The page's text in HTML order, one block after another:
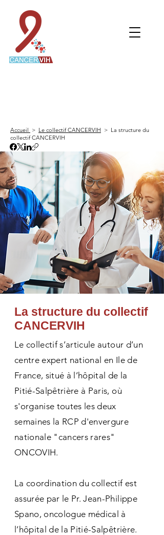
Accueil > Le collectif CANCERVIH > La structure du
collectif CANCERVIH
La structure du collectif
CANCERVIH
Le collectif s’articule autour d’un
centre expert national en Ile de
France, situé à l’hôpital de la
Pitié-Salpêtrière à Paris, où
s'organise toutes les deux
semaines la RCP d'envergure
nationale "cancers rares"
ONCOVIH.
La coordination du collectif est
assurée par le Pr. Jean-Philippe
Spano, oncologue médical à
l’hôpital de la Pitié-Salpêtrière.